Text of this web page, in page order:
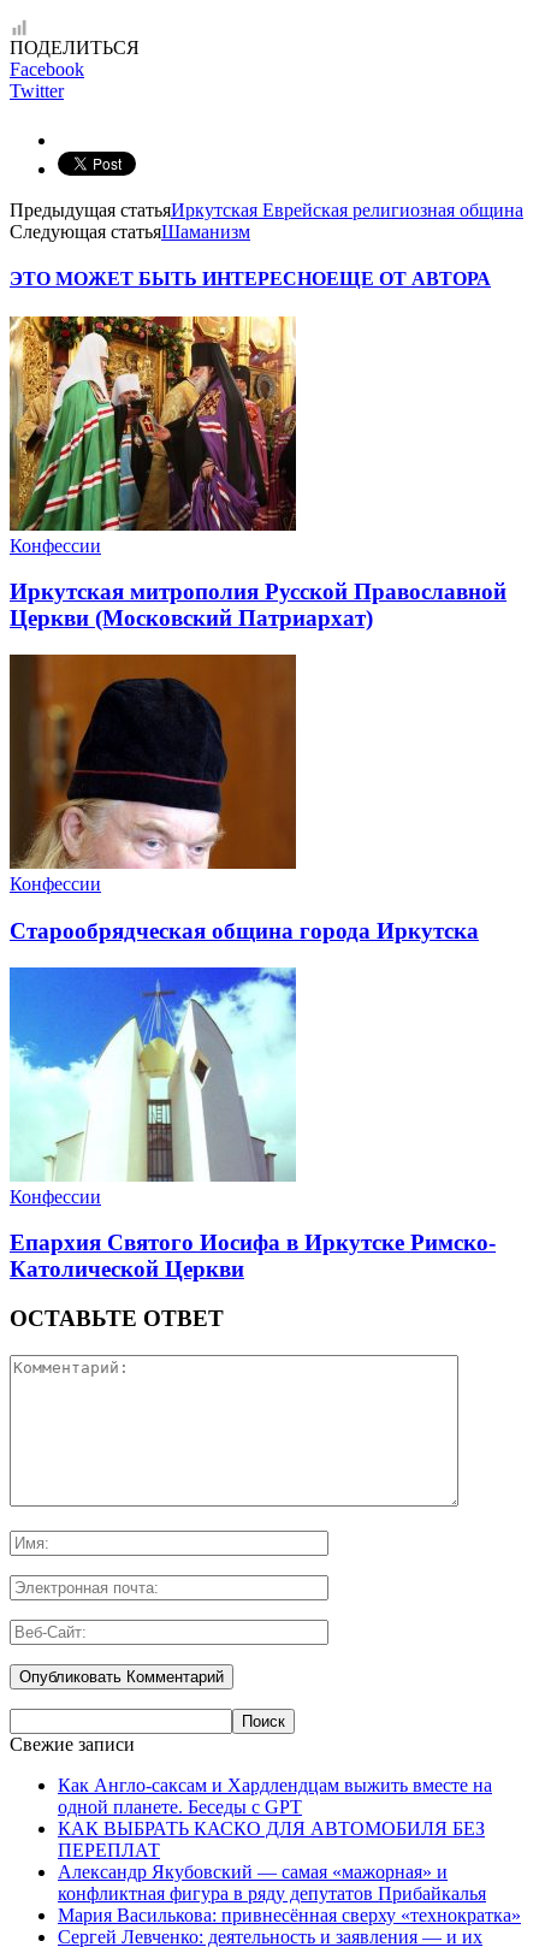
ПОДЕЛИТЬСЯ
Facebook
Twitter
Предыдущая статьяИркутская Еврейская религиозная община
Следующая статьяШаманизм
ЭТО МОЖЕТ БЫТЬ ИНТЕРЕСНОЕЩЕ ОТ АВТОРА
Конфессии
Иркутская митрополия Русской Православной
Церкви (Московский Патриархат)
Конфессии
Старообрядческая община города Иркутска
Конфессии
Епархия Святого Иосифа в Иркутске Римско-
Католической Церкви
ОСТАВЬТЕ ОТВЕТ
Свежие записи
Как Англо-саксам и Хардлендцам выжить вместе на
одной планете. Беседы с GPT
КАК ВЫБРАТЬ КАСКО ДЛЯ АВТОМОБИЛЯ БЕЗ
ПЕРЕПЛАТ
Александр Якубовский — самая «мажорная» и
конфликтная фигура в ряду депутатов Прибайкалья
Мария Василькова: привнесённая сверху «технократка»
Сергей Левченко: деятельность и заявления — и их